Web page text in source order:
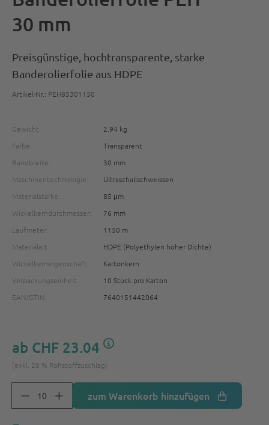
30 mm
Preisgünstige, hochtransparente, starke
Banderolierfolie aus HDPE
Artikel-Nr.: PEH85301150
Gewicht
2.94 kg
Farbe:
Transparent
Bandbreite:
30 mm
Maschinentechnologie:
Ultraschallschweissen
Materialstärke:
85 μm
Wickelkerndurchmesser:
76 mm
Laufmeter:
1150 m
Materialart:
HDPE (Polyethylen hoher Dichte)
Wickelkerneigenschaft:
Kartonkern
Verpackungseinheit:
10 Stück pro Karton
EAN/GTIN:
7640151442064
ab CHF 23.04
(exkl. 20 % Rohstoffzuschlag)
zum Warenkorb hinzufügen